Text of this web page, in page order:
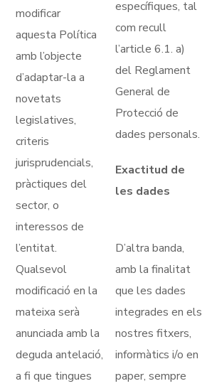
modificar
aquesta Política
amb l’objecte
d’adaptar-la a
novetats
legislatives,
criteris
jurisprudencials,
pràctiques del
sector, o
interessos de
l’entitat.
Qualsevol
modificació en la
mateixa serà
anunciada amb la
deguda antelació,
a fi que tingues
específiques, tal
com recull
l’article 6.1. a)
del Reglament
General de
Protecció de
dades personals.
Exactitud de
les dades
D’altra banda,
amb la finalitat
que les dades
integrades en els
nostres fitxers,
informàtics i/o en
paper, sempre